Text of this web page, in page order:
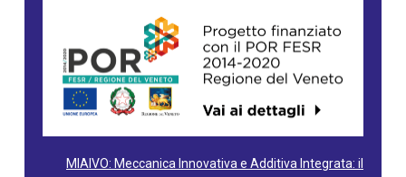
MIAIVO: Meccanica Innovativa e Additiva Integrata: il